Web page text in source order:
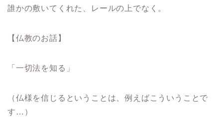
誰かの敷いてくれた、レールの上でなく。
【仏教のお話】
「一切法を知る」
（仏様を信じるということは、例えばこういうことで
す…）